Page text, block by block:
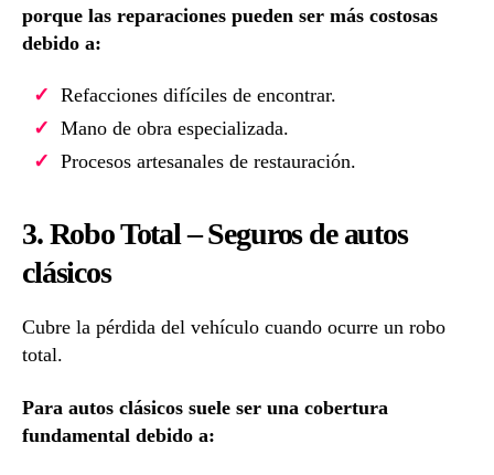
porque las reparaciones pueden ser más costosas
debido a:
Refacciones difíciles de encontrar.
Mano de obra especializada.
Procesos artesanales de restauración.
3. Robo Total –Seguros de autos
clásicos
Cubre la pérdida del vehículo cuando ocurre un robo
total.
Para autos clásicos suele ser una cobertura
fundamental debido a: